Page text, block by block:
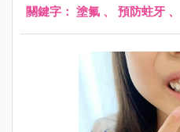
這項服務是否必要，以及進
關鍵字： 塗氟 、 預防蛀牙 、